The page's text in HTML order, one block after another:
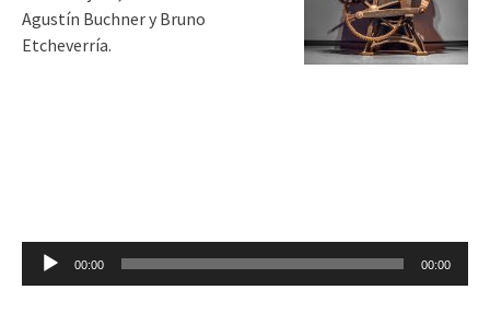
Agustín Buchner y Bruno
Etcheverría.
Reproductor
00:00 00:00